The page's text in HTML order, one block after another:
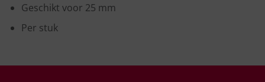
Geschikt voor 25 mm
Per stuk